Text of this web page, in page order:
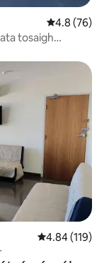
Meánrátáil
4.8 (76)
tosaigh
Meánrátáil
4.84 (119)